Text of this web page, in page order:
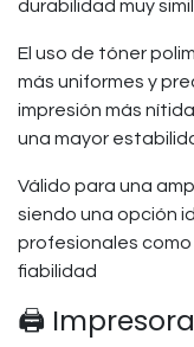
durabilidad muy
El uso de tóner
más uniformes y
impresión más
una mayor
Válido para una
siendo una opción
profesionales
fiabilidad
🖨️